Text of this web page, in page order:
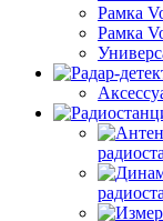
Рамка
Рамка